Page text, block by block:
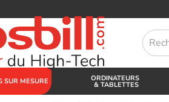
SUR MESURE ORDINATEURS
& TABLETTES